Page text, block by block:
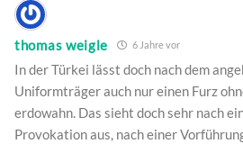
thomas weigle 6 Jahre vor
In der Türkei lässt doch nach dem
Uniformträger auch nur einen Furz
erdowahn. Das sieht doch sehr nach
Provokation aus, nach einer